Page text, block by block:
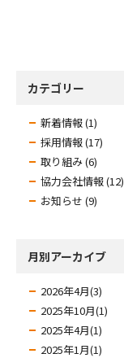
カテゴリー
新着情報 (1)
採用情報 (17)
取り組み (6)
協力会社情報 (12)
お知らせ (9)
月別アーカイブ
2026年4月(3)
2025年10月(1)
2025年4月(1)
2025年1月(1)